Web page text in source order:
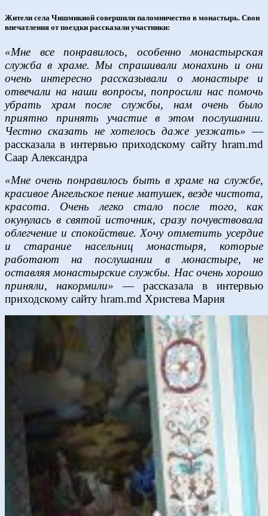
Жители села Чишмикиой совершили паломничество в монастырь. Свои
впечатления от поездки рассказали участники:
«Мне все понравилось, особенно монастырская
служба в храме. Мы спрашивали монахинь и они
очень интересно рассказывали о монастыре и
отвечали на наши вопросы, попросили нас помочь
убрать храм после службы, нам очень было
приятно принять участие в этом послушании.
Честно сказать не хотелось даже уезжать» —
рассказала в интервью приходскому сайту hram.md
Саар Александра
«Мне очень понравилось быть в храме на службе,
красивое Ангельское пение матушек, везде чистота,
красота. Очень легко стало после того, как
окунулась в святой источник, сразу почувствовала
облегчение и спокойствие. Хочу отметить усердие
и старание насельниц монастыря, которые
работают на послушании в монастыре, не
оставляя монастырские службы. Нас очень хорошо
приняли, накормили» — рассказала в интервью
приходскому сайту hram.md Христева Мария